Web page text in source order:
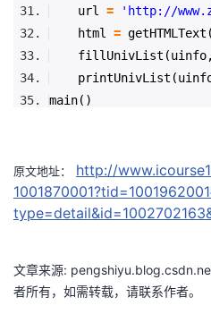
url =
'http://
html =
main()
原文地址：
http://
文章来源:
者所有，如需转载，请联系作者。